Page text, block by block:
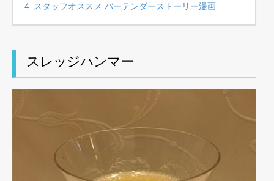
スタッフオススメ バーテンダーストーリー漫画
スレッジハンマー